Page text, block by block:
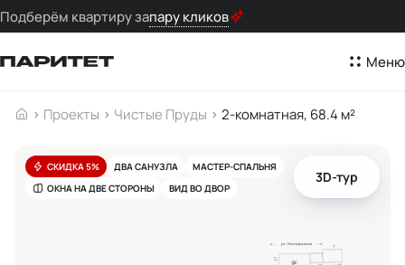
Подберём квартиру запару кликов
Меню
Проекты Чистые Пруды 2-комнатная, 68.4 м²
СКИДКА 5% ДВА САНУЗЛА
МАСТЕР-СПАЛЬНЯ
ОКНА НА ДВЕ СТОРОНЫ
ВИД ВО ДВОР
3D-тур